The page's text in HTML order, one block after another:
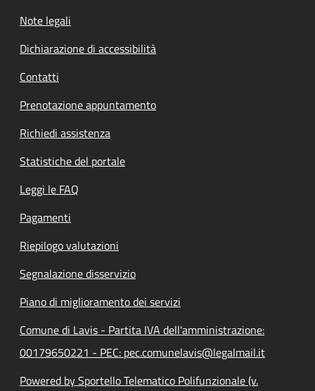
Note legali
Dichiarazione di accessibilità
Contatti
Prenotazione appuntamento
Richiedi assistenza
Statistiche del portale
Leggi le FAQ
Pagamenti
Riepilogo valutazioni
Segnalazione disservizio
Piano di miglioramento dei servizi
Comune di Lavis - Partita IVA dell'amministrazione:
00179650221 - PEC: pec.comunelavis@legalmail.it
Powered by Sportello Telematico Polifunzionale (v.